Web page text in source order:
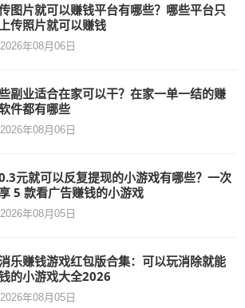
图片就可以赚钱平台有哪些？哪些平台只
传照片就可以赚钱
2026年08月06日
副业适合在家可以干？在家一单一结的赚
件都有哪些
2026年08月06日
元就可以反复提现的小游戏有哪些？一次
5 款看广告赚钱的小游戏
2026年08月05日
乐赚钱游戏红包版合集：可以玩消除就能
的小游戏大全2026
2026年08月05日